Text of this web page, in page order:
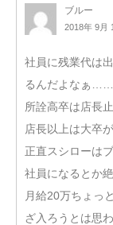
ブルー
2018年 9月
社員に残業代は
るんだよなぁ……
所詮高卒は店長止
店長以上は大卒
正直スシローは
社員になるとか
月給20万ちょっ
ざ入ろうとは思